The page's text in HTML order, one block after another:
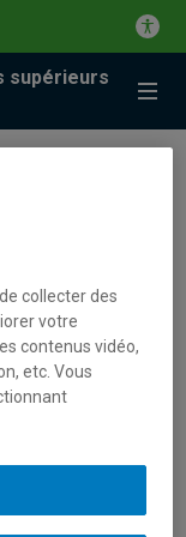
supérieurs
Word
n'a
collecter des
votre
contenus vidéo,
etc. Vous